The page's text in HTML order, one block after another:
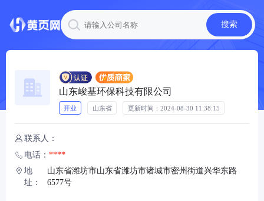
搜索
山东峻基环保科技有限公司
开业 山东省 更新时间： 2024-08-30 11:38:15
 联系人：
 电话： ****
 地
址：
山东省潍坊市山东省潍坊市诸城市密州街道兴华东路
6577号